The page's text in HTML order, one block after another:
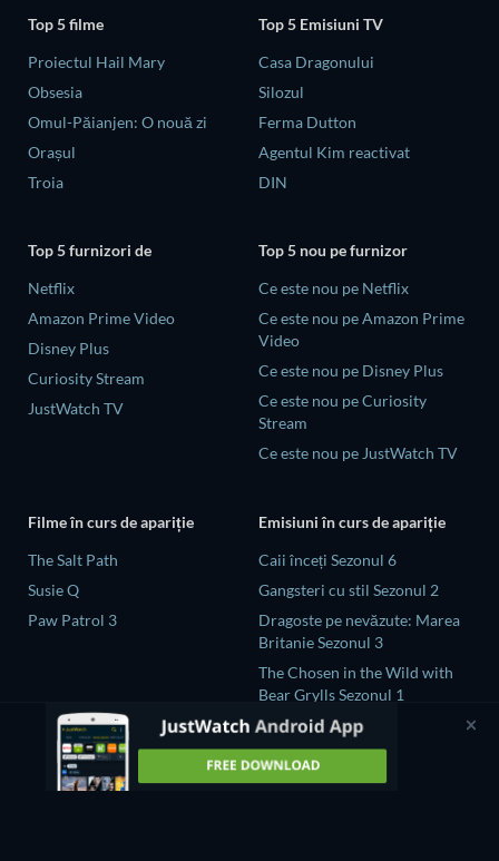
Top 5 filme
Proiectul Hail Mary
Obsesia
Omul-Păianjen: O nouă zi
Orașul
Troia
Top 5 Emisiuni TV
Casa Dragonului
Silozul
Ferma Dutton
Agentul Kim reactivat
DIN
Top 5 furnizori de
Netflix
Amazon Prime Video
Disney Plus
Curiosity Stream
JustWatch TV
Top 5 nou pe furnizor
Ce este nou pe Netflix
Ce este nou pe Amazon Prime
Video
Ce este nou pe Disney Plus
Ce este nou pe Curiosity
Stream
Ce este nou pe JustWatch TV
Filme în curs de apariție
The Salt Path
Susie Q
Paw Patrol 3
Emisiuni în curs de apariție
Caii înceți Sezonul 6
Gangsteri cu stil Sezonul 2
Dragoste pe nevăzute: Marea
Britanie Sezonul 3
The Chosen in the Wild with
Bear Grylls Sezonul 1
Naked and Afraid: Global
Showdown Sezonul 1